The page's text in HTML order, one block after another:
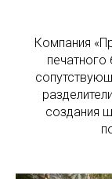
Компания
создания